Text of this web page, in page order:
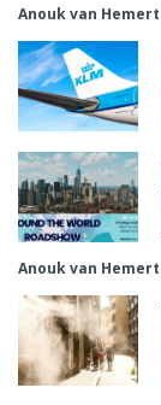
Anouk van Hemert
Anouk van Hemert